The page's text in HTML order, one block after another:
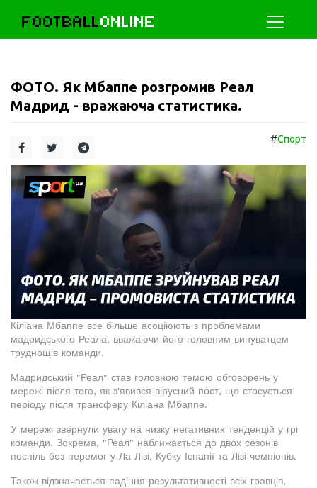
FOOTBALLONLINE
ФОТО. Як Мбаппе розгромив Реал
Мадрид - вражаюча статистика.
#Спорт
Кіліана Мбаппе все більше асоціюють з проблемами
мадридського Реала, вважаючи його головним винуватцем
труднощів команди.
Мадридський "Реал" став головною темою обговорень у
мережі після того, як з'явився вірусний пост, що стосується
періоду після трансферу Кіліана Мбаппе.
У мережі звернули увагу на низку негативних тенденцій у грі
команди. Зокрема, "Реал" наближається до двох сезонів
поспіль без перемог у Ла Лізі, Кубку Іспанії та Лізі чемпіонів.
Також відзначається падіння результативності всіх гравців,